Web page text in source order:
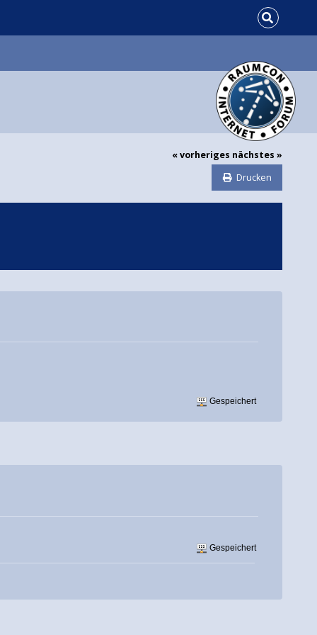
« vorheriges nächstes »
Drucken
Gespeichert
Gespeichert